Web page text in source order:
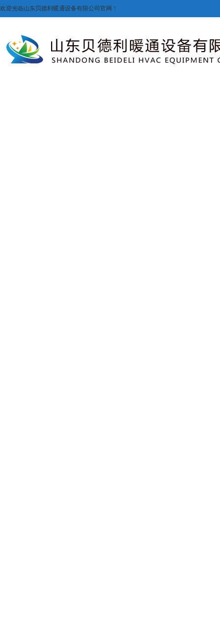
欢迎光临山东贝德利暖通设备有限公司官网！